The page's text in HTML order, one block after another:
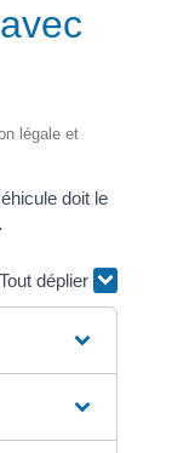
légale et
doit le
Tout déplier